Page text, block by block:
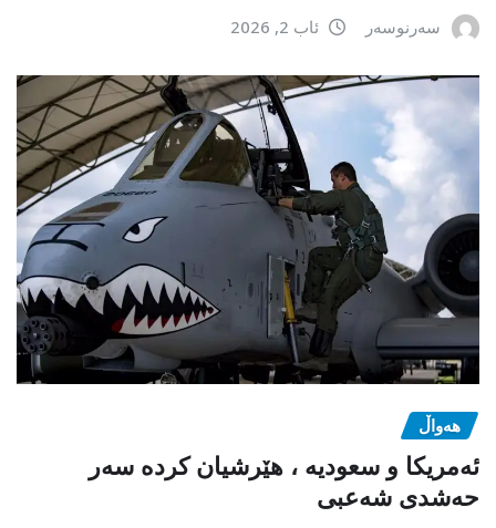
سەرنوسەر ئاب 2, 2026
هەواڵ
ئەمریکا و سعودیە ، هێرشیان کردە سەر
حەشدی شەعبی